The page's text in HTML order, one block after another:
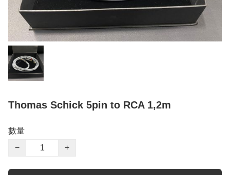
Thomas Schick 5pin to RCA 1,2m
數量
−
+